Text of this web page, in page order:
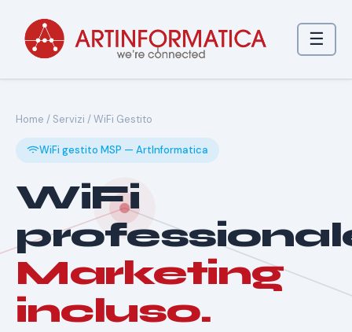
☰
Home / Servizi / WiFi Gestito
WiFi gestito MSP — ArtInformatica
WiFi
Marketing
incluso.